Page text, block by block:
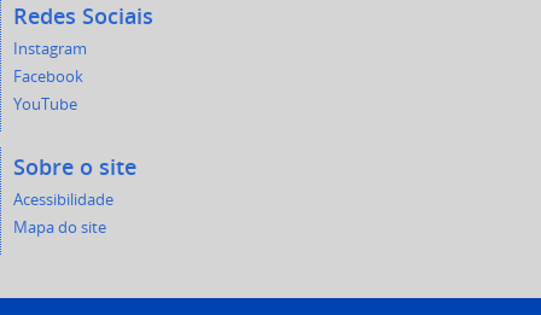
Redes Sociais
Instagram
Facebook
YouTube
Sobre o site
Acessibilidade
Mapa do site